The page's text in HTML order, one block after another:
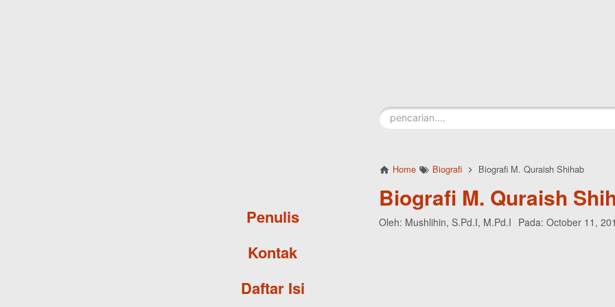
Penulis
Kontak
Daftar Isi
Home Biografi Biografi M. Quraish Shihab
Biografi M. Quraish
Oleh: Mushlihin, S.Pd.I, M.Pd.I Pada: October 11,